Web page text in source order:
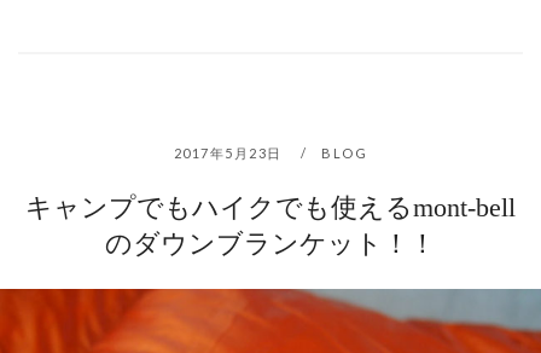
2017年5月23日 BLOG
キャンプでもハイクでも使えるmont-bell
のダウンブランケット！！